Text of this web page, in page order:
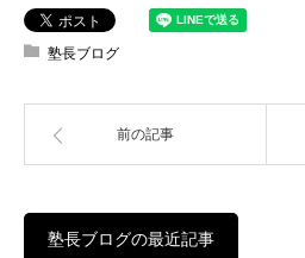
塾長ブログ
前の記事
塾長ブログの最近記事